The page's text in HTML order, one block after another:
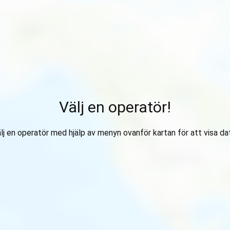
Välj en operatör!
en operatör med hjälp av menyn ovanför kartan för att visa